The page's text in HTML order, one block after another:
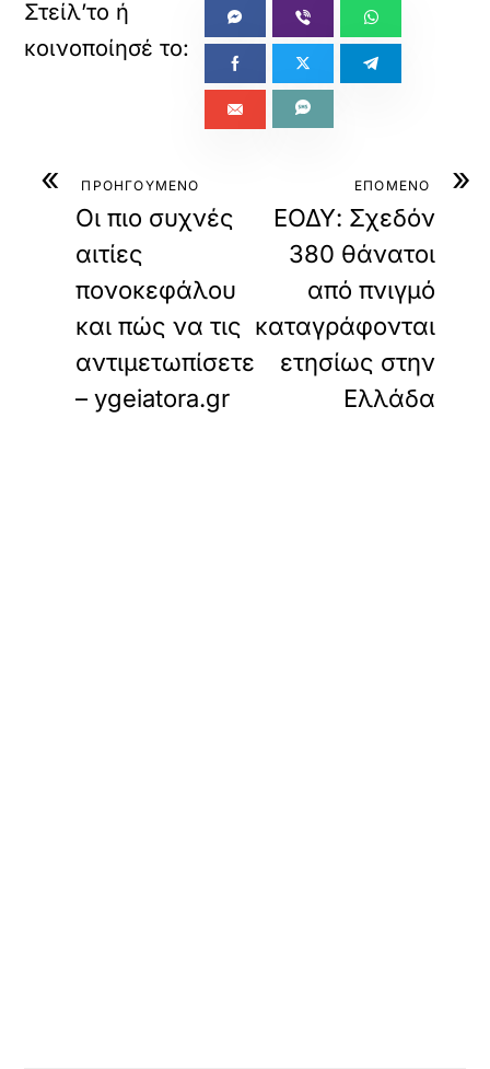
« ΠΡΟΗΓΟΥΜΕΝΟ
Οι πιο συχνές
αιτίες
πονοκεφάλου
και πώς να τις
αντιμετωπίσετε
– ygeiatora.gr
»
ΕΠΟΜΕΝΟ
ΕΟΔΥ: Σχεδόν
380 θάνατοι
από πνιγμό
καταγράφονται
ετησίως στην
Ελλάδα